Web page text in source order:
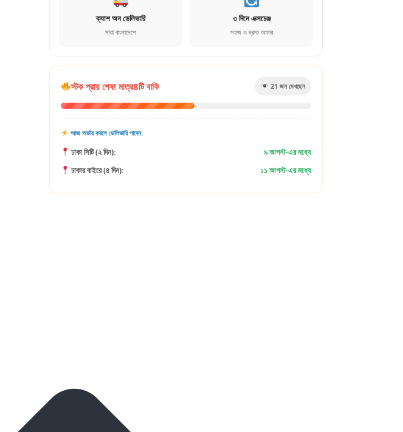
ক্যাশ অন ডেলিভারি
সারা বাংলাদেশে
৩ দিনে এক্সচেঞ্জ
সহজ ও দ্রুত অফার
স্টক প্রায় শেষ! মাত্র8টি বাকি 21 জন দেখছেন
আজ অর্ডার করলে ডেলিভারি পাবেন:
ঢাকা সিটি (২ দিন):
৯ আগস্ট-এর মধ্যে
ঢাকার বাইরে (৪ দিন):
১১ আগস্ট-এর মধ্যে